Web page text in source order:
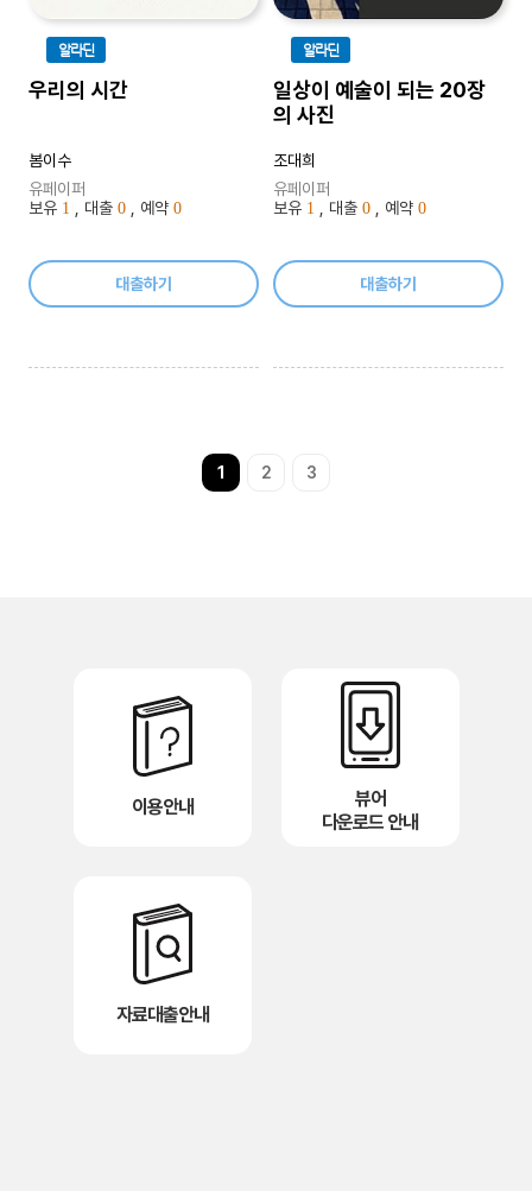
알라딘
우리의 시간
봄이수
유페이퍼
보유 1 , 대출 0 , 예약 0
대출하기
알라딘
일상이 예술이 되는 20장
의 사진
조대희
유페이퍼
보유 1 , 대출 0 , 예약 0
대출하기
1 2 3
이용안내
뷰어
다운로드 안내
자료대출안내